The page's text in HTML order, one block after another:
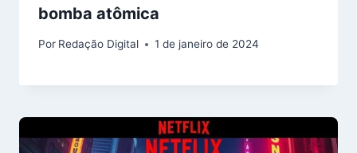
bomba atômica
Por Redação Digital 1 de janeiro de 2024